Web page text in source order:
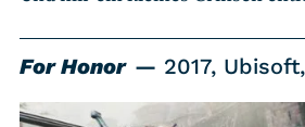
For Honor 2017,